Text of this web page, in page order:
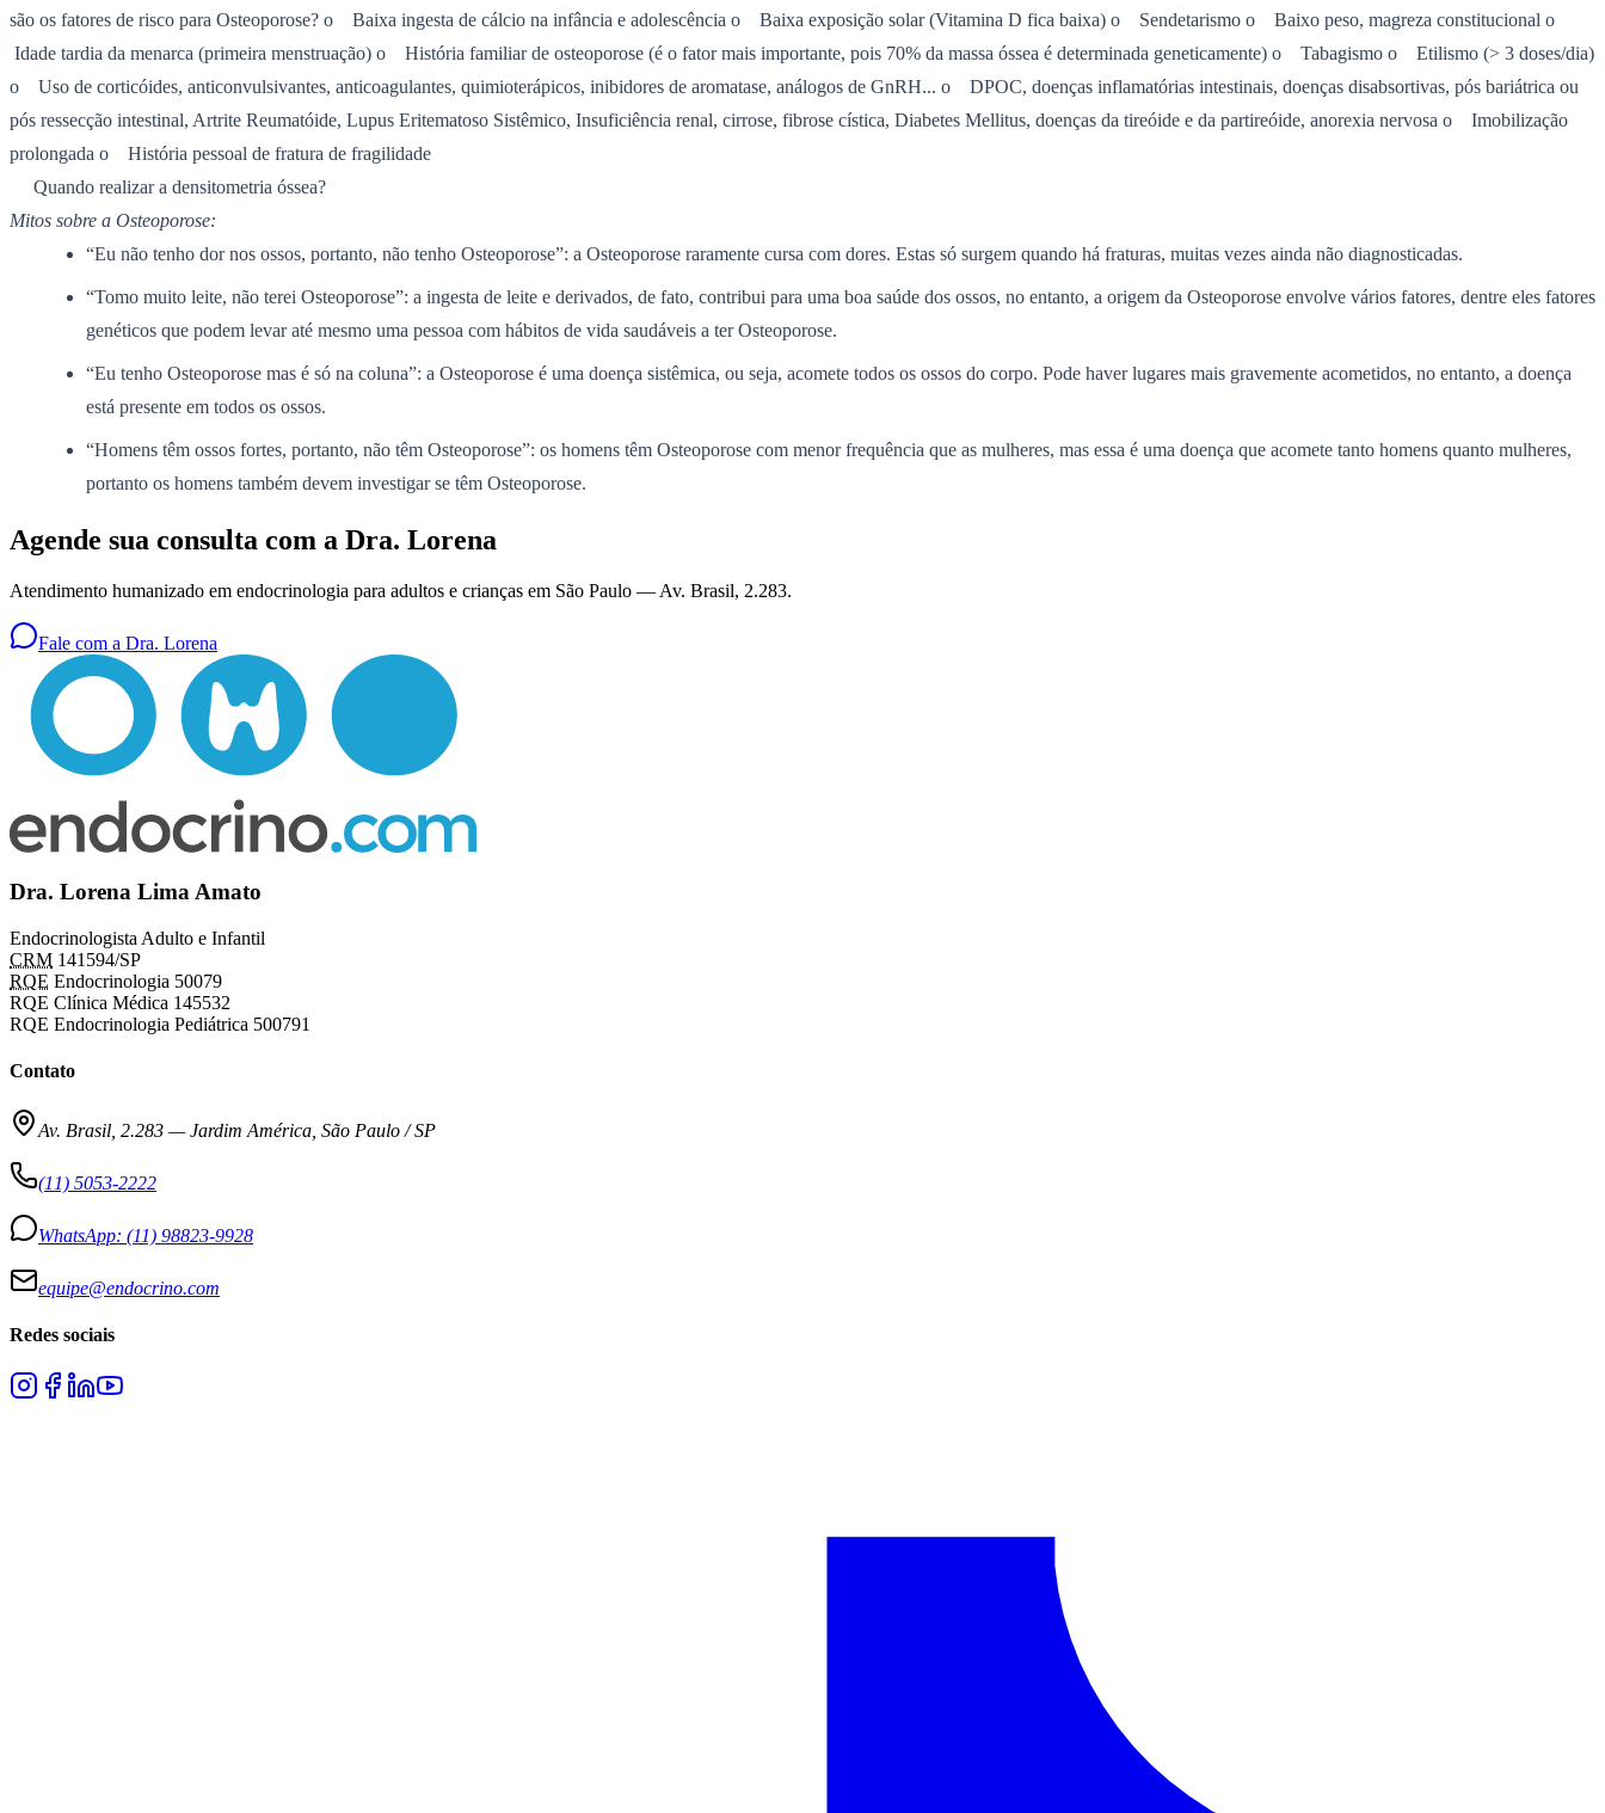
são os fatores de risco para Osteoporose? o Baixa ingesta de cálcio na infância e adolescência o Baixa exposição solar (Vitamina D fica baixa) o Sendetarismo o Baixo peso, magreza constitucional o
Idade tardia da menarca (primeira menstruação) o História familiar de osteoporose (é o fator mais importante, pois 70% da massa óssea é determinada geneticamente) o Tabagismo o Etilismo (> 3 doses/dia)
o Uso de corticóides, anticonvulsivantes, anticoagulantes, quimioterápicos, inibidores de aromatase, análogos de GnRH... o DPOC, doenças inflamatórias intestinais, doenças disabsortivas, pós bariátrica ou
pós ressecção intestinal, Artrite Reumatóide, Lupus Eritematoso Sistêmico, Insuficiência renal, cirrose, fibrose cística, Diabetes Mellitus, doenças da tireóide e da partireóide, anorexia nervosa o Imobilização
prolongada o História pessoal de fratura de fragilidade
Quando realizar a densitometria óssea?
Mitos sobre a Osteoporose:
“Eu não tenho dor nos ossos, portanto, não tenho Osteoporose”: a Osteoporose raramente cursa com dores. Estas só surgem quando há fraturas, muitas vezes ainda não diagnosticadas.
“Tomo muito leite, não terei Osteoporose”: a ingesta de leite e derivados, de fato, contribui para uma boa saúde dos ossos, no entanto, a origem da Osteoporose envolve vários fatores, dentre eles fatores
genéticos que podem levar até mesmo uma pessoa com hábitos de vida saudáveis a ter Osteoporose.
“Eu tenho Osteoporose mas é só na coluna”: a Osteoporose é uma doença sistêmica, ou seja, acomete todos os ossos do corpo. Pode haver lugares mais gravemente acometidos, no entanto, a doença
está presente em todos os ossos.
“Homens têm ossos fortes, portanto, não têm Osteoporose”: os homens têm Osteoporose com menor frequência que as mulheres, mas essa é uma doença que acomete tanto homens quanto mulheres,
portanto os homens também devem investigar se têm Osteoporose.
Agende sua consulta com a Dra. Lorena
Atendimento humanizado em endocrinologia para adultos e crianças em São Paulo — Av. Brasil, 2.283.
Fale com a Dra. Lorena
Dra. Lorena Lima Amato
Endocrinologista Adulto e Infantil
CRM 141594/SP
RQE Endocrinologia 50079
RQE Clínica Médica 145532
RQE Endocrinologia Pediátrica 500791
Contato
Av. Brasil, 2.283 —Jardim América, São Paulo / SP
(11) 5053-2222
WhatsApp: (11) 98823-9928
equipe@endocrino.com
Redes sociais